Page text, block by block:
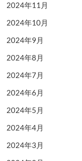
2024年11月
2024年10月
2024年9月
2024年8月
2024年7月
2024年6月
2024年5月
2024年4月
2024年3月